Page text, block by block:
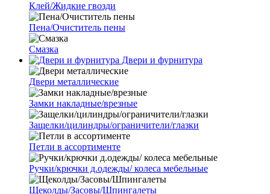
Клей/Жидкие гвозди
Пена/Очиститель пены
Смазка
Двери и фурнитура
Двери металлические
Замки накладные/врезные
Защелки/цилиндры/ограничители/глазки
Петли в ассортименте
Ручки/крючки д.одежды/ колеса мебельные
Щеколды/Засовы/Шпингалеты